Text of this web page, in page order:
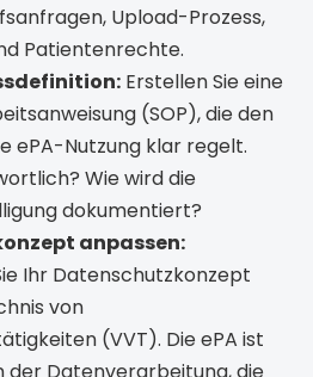
Upload-Prozess,
Patientenrechte.
Erstellen Sie eine
(SOP), die den
ePA-Nutzung klar regelt.
Wie wird die
dokumentiert?
anpassen:
Ihr Datenschutzkonzept
von
(VVT). Die ePA ist
der Datenverarbeitung, die